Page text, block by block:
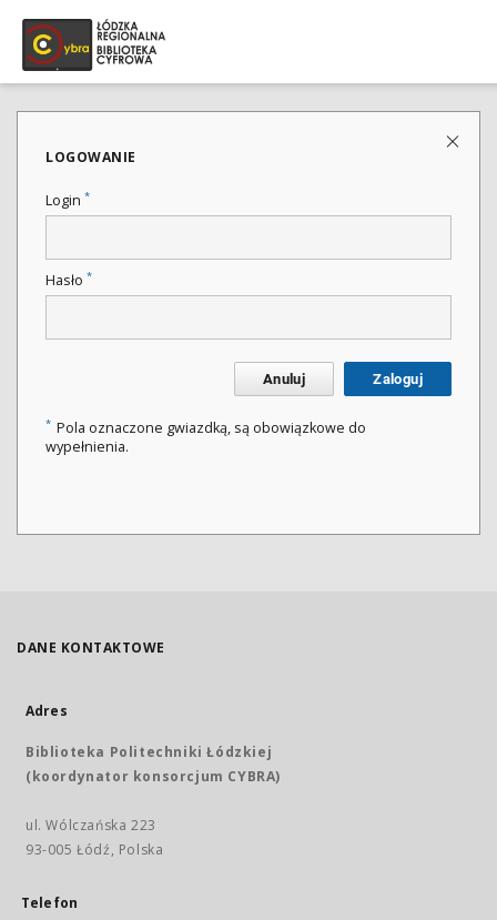
LOGOWANIE
Login *
Hasło *
Anuluj Zaloguj
* Pola oznaczone gwiazdką, są obowiązkowe do
wypełnienia.
DANE KONTAKTOWE
Adres
Biblioteka Politechniki Łódzkiej
(koordynator konsorcjum CYBRA)
ul. Wólczańska 223
93-005 Łódź, Polska
Telefon